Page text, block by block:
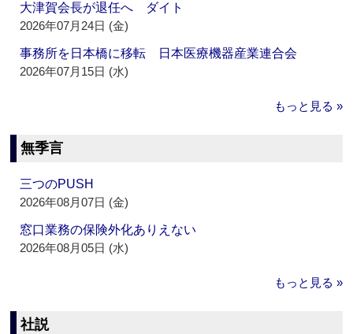
大津賀会長が退任へ ダイト
2026年07月24日 (金)
事務所を日本橋に移転 日本医療機器産業連合会
2026年07月15日 (水)
もっと見る »
無季言
三つのPUSH
2026年08月07日 (金)
窓口業務の保険外化ありえない
2026年08月05日 (水)
もっと見る »
社説